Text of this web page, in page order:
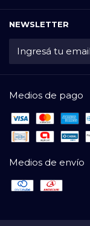
NEWSLETTER
Medios de pago
Medios de envío